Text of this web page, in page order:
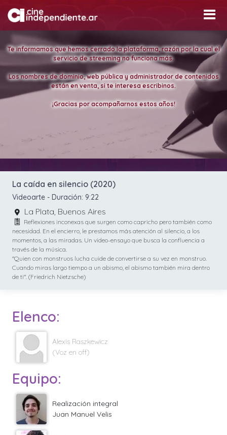
Te informamos que hemos cerrado la plataforma, razón por la cual el
servicio de streeming no funciona más.
Los nombres de dominio, web pública y administrador de contenidos
están en venta, si te interesa escribinos.
¡Gracias por acompañarnos estos años!
La caída en silencio (2020)
Videoarte - Duración: 9:22
La Plata, Buenos Aires
Reflexiones inconexas que surgen como capricho pero también como
necesidad. En el encierro, le prestamos más atención al silencio, a los
momentos, a las miradas. Un video-ensayo que busca la confluencia a
través de la música.
"Quien con monstruos lucha cuide de convertirse a su vez en monstruo.
Cuando miras largo tiempo a un abismo, el abismo también mira dentro
de ti". (Friedrich Nietzsche)
Elenco:
Alexis Raszkewicz
(Voz en off)
Equipo:
Realización integral
Juan Manuel Velis